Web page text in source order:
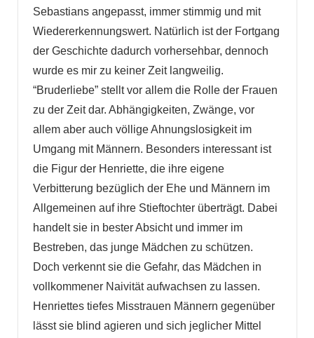
Sebastians angepasst, immer stimmig und mit
Wiedererkennungswert. Natürlich ist der Fortgang
der Geschichte dadurch vorhersehbar, dennoch
wurde es mir zu keiner Zeit langweilig.
“Bruderliebe” stellt vor allem die Rolle der Frauen
zu der Zeit dar. Abhängigkeiten, Zwänge, vor
allem aber auch völlige Ahnungslosigkeit im
Umgang mit Männern. Besonders interessant ist
die Figur der Henriette, die ihre eigene
Verbitterung bezüglich der Ehe und Männern im
Allgemeinen auf ihre Stieftochter überträgt. Dabei
handelt sie in bester Absicht und immer im
Bestreben, das junge Mädchen zu schützen.
Doch verkennt sie die Gefahr, das Mädchen in
vollkommener Naivität aufwachsen zu lassen.
Henriettes tiefes Misstrauen Männern gegenüber
lässt sie blind agieren und sich jeglicher Mittel